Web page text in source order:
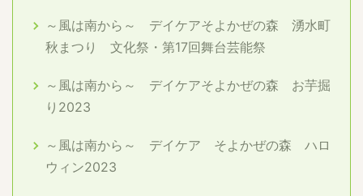
～風は南から～ デイケアそよかぜの森 湧水町
秋まつり 文化祭・第17回舞台芸能祭
～風は南から～ デイケアそよかぜの森 お芋掘
り2023
～風は南から～ デイケア そよかぜの森 ハロ
ウィン2023